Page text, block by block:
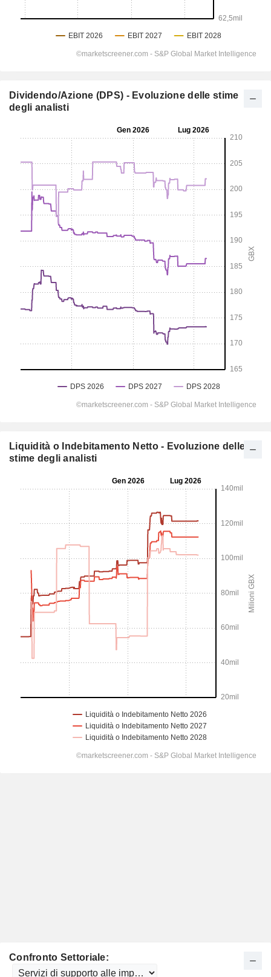
Dividendo/Azione (DPS) - Evoluzione delle stime
degli analisti
Liquidità o Indebitamento Netto - Evoluzione delle
stime degli analisti
Confronto Settoriale: